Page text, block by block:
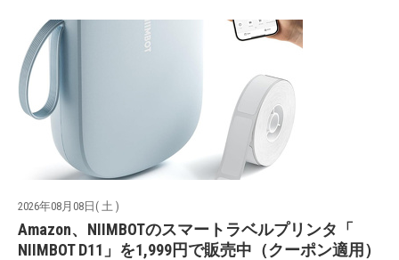
2026年08月08日( 土 )
Amazon、NIIMBOTのスマートラベルプリンタ「
NIIMBOT D11」を1,999円で販売中（クーポン適用）